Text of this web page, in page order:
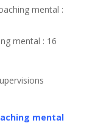
mental :
mental : 16
mental
cadeau